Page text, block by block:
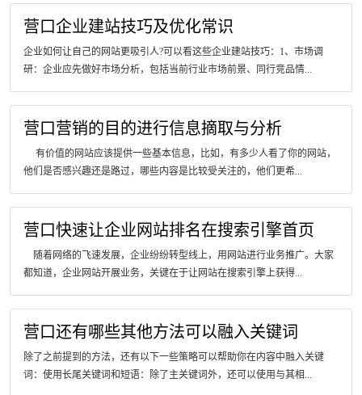
营口企业建站技巧及优化常识
企业如何让自己的网站更吸引人?可以看这些企业建站技巧：1、市场调
研：企业应先做好市场分析，包括当前行业市场前景、同行竞品情...
营口营销的目的进行信息摘取与分析
有价值的网站应该提供一些基本信息，比如，有多少人看了你的网站，
他们是否感兴趣还是路过，哪些内容是比较受关注的，他们更希...
营口快速让企业网站排名在搜索引擎首页
随着网络的飞速发展，企业纷纷转型线上，用网站进行业务推广。大家
都知道，企业网站开展业务，关键在于让网站在搜索引擎上获得...
营口还有哪些其他方法可以融入关键词
除了之前提到的方法，还有以下一些策略可以帮助你在内容中融入关键
词：使用长尾关键词和短语：除了主关键词外，还可以使用与其相...